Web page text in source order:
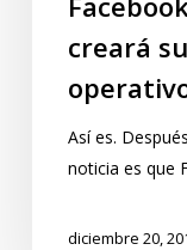
creará
Así es.
noticia es que
diciembre 20,